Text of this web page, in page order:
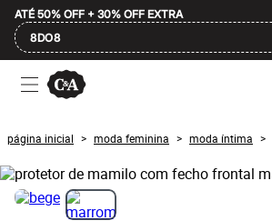
ATÉ 50% OFF + 30% OFF EXTRA
8DO8
Ofertas
Compre por Departamento
Masculino
Infantil
Calçados
Mindse7
Plus Size
Até 20% off
página inicial > moda feminina > moda íntima >